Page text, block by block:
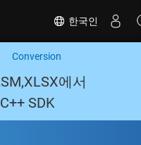
한국인
Conversion
에서
SDK